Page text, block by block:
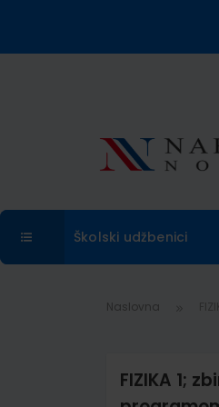
Školski udžbenici
Naslovna
FIZIKA 1;